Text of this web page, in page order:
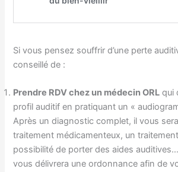
Si vous pensez souffrir d’une perte
conseillé de :
Prendre RDV chez un médecin ORL qui
profil auditif en pratiquant un «
Après un diagnostic complet, il vous
traitement médicamenteux, un
possibilité de porter des aides
vous délivrera une ordonnance afin de